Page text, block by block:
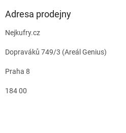
Adresa prodejny
Nejkufry.cz
Dopraváků 749/3 (Areál Genius)
Praha 8
184 00